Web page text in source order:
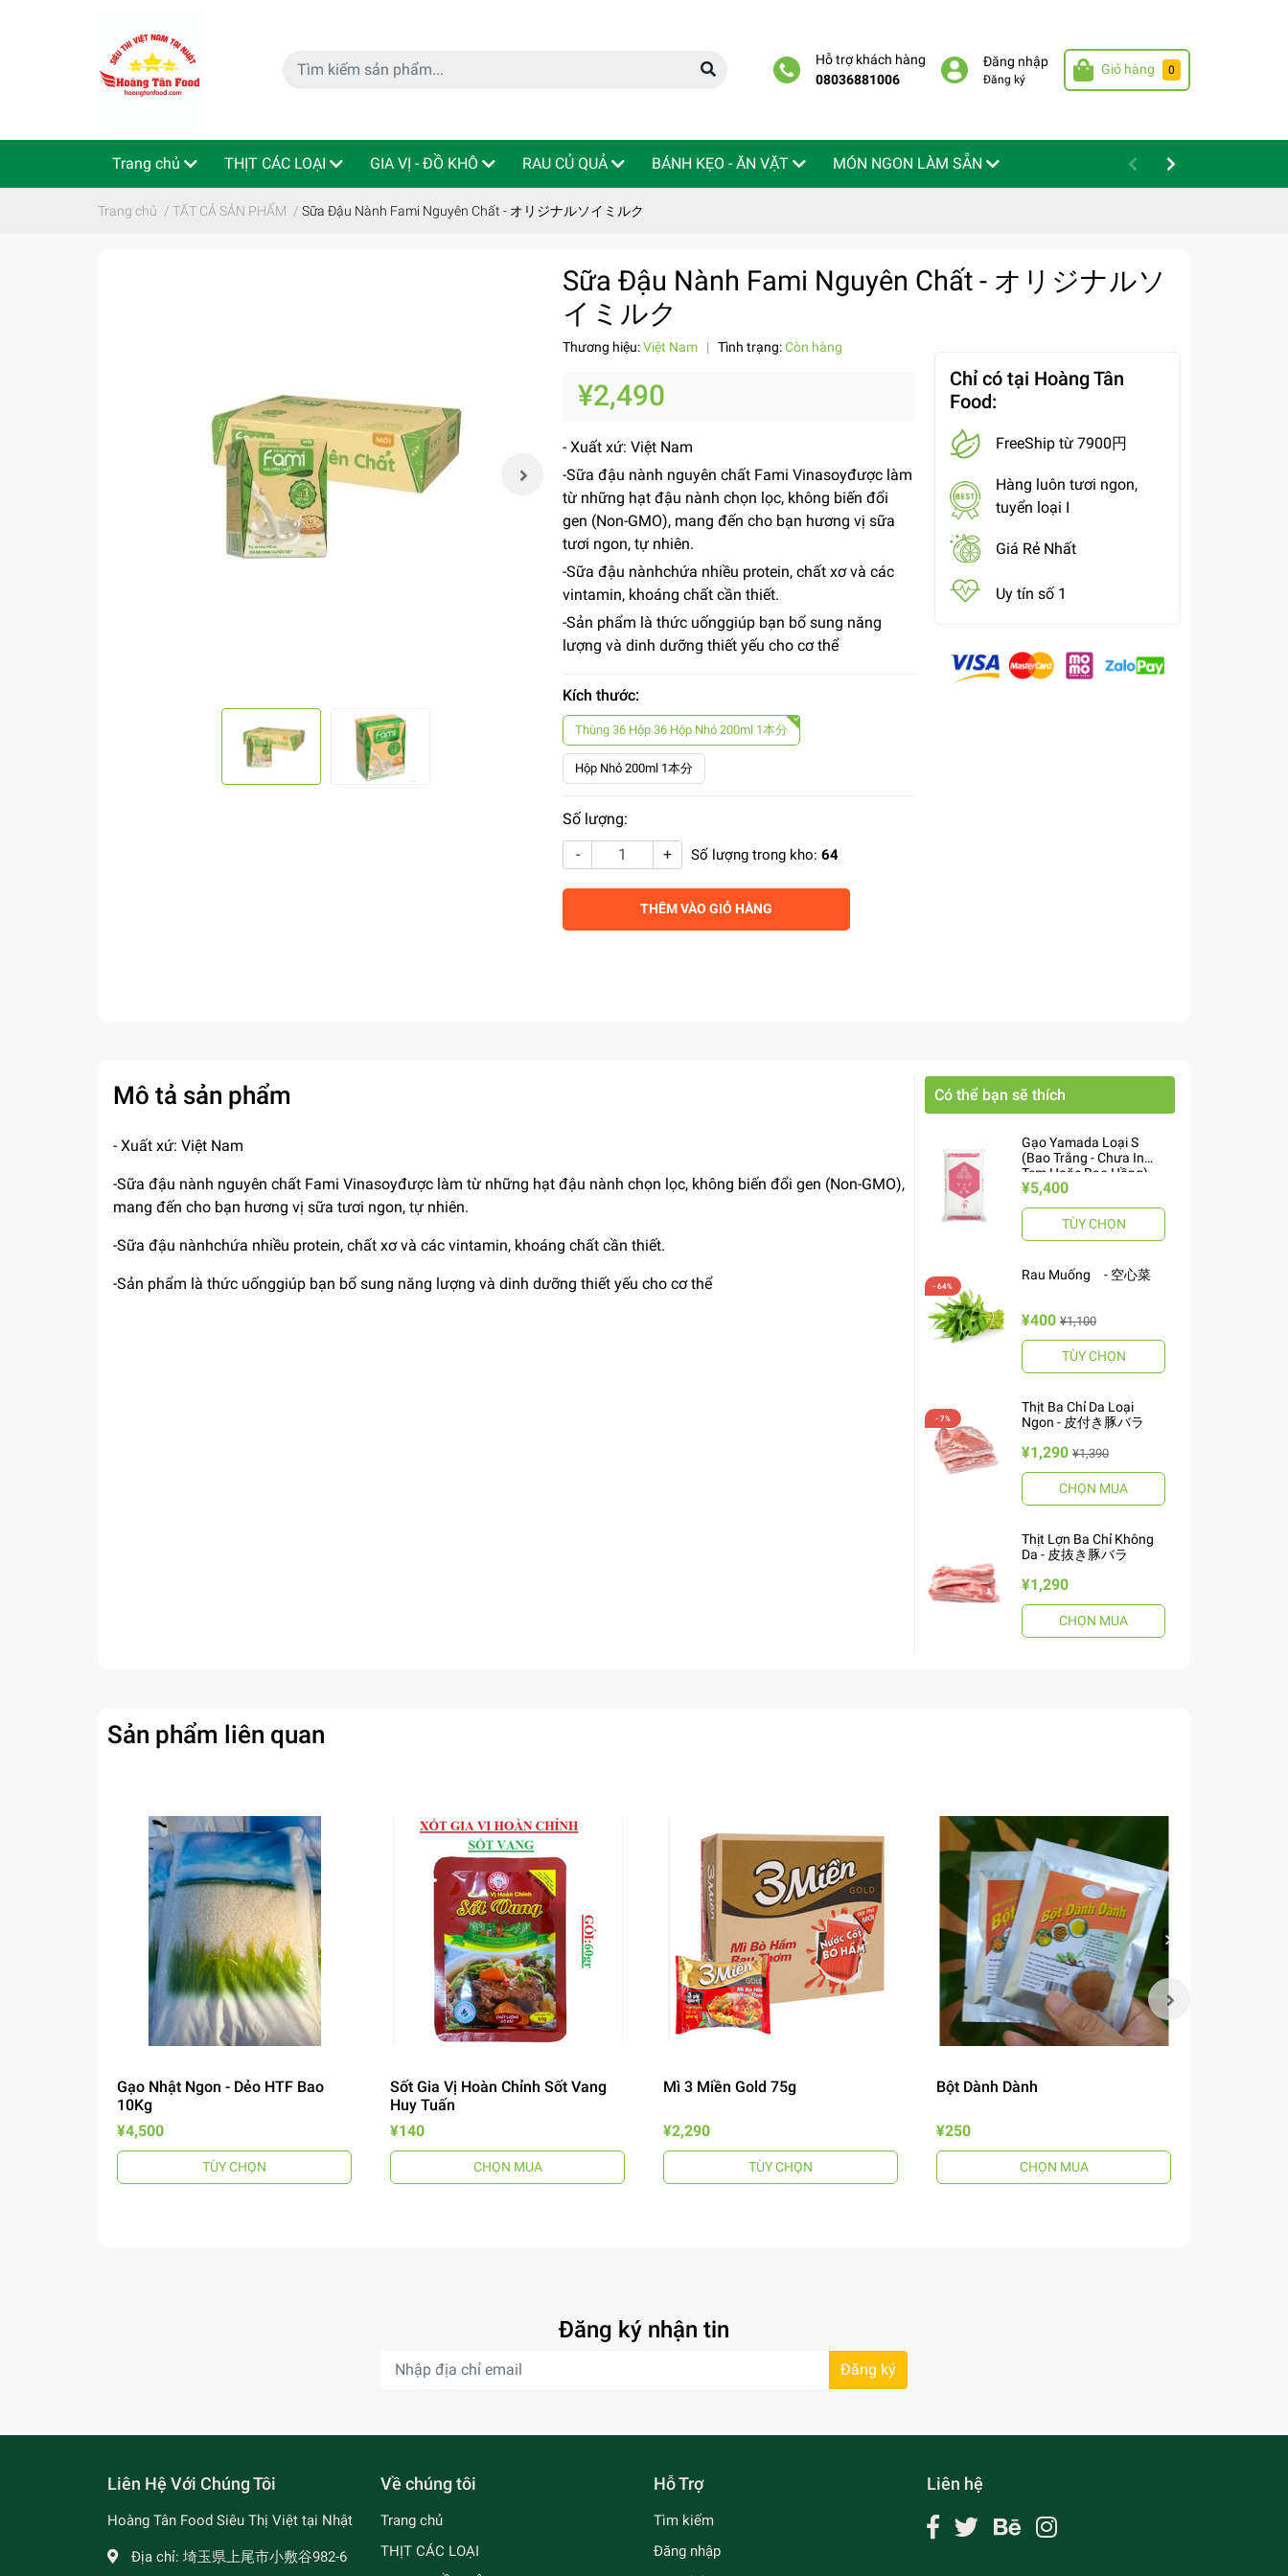
Hỗ trợ khách hàng
08036881006
Đăng nhập
Đăng ký
Giỏ hàng 0
Trang chủ THỊT CÁC LOẠI GIA VỊ - ĐỒ KHÔ RAU CỦ QUẢ BÁNH KẸO - ĂN VẶT MÓN NGON LÀM SẴN
特定商取引法 Indo - ThaiLan
Trang chủ / TẤT CẢ SẢN PHẨM / Sữa Đậu Nành Fami Nguyên Chất - オリジナルソイミルク
Sữa Đậu Nành Fami Nguyên Chất - オリジナルソ
イミルク
Thương hiệu:Việt Nam | Tình trạng:Còn hàng
¥2,490
- Xuất xứ: Việt Nam
-Sữa đậu nành nguyên chất Fami Vinasoyđược làm
từ những hạt đậu nành chọn lọc, không biến đổi
gen (Non-GMO), mang đến cho bạn hương vị sữa
tươi ngon, tự nhiên.
-Sữa đậu nànhchứa nhiều protein, chất xơ và các
vintamin, khoáng chất cần thiết.
-Sản phẩm là thức uốnggiúp bạn bổ sung năng
lượng và dinh dưỡng thiết yếu cho cơ thể
Kích thước:
Thùng 36 Hộp 36 Hộp Nhỏ 200ml 1本分
Hộp Nhỏ 200ml 1本分
Số lượng:
-
+ Số lượng trong kho: 64
THÊM VÀO GIỎ HÀNG
Chỉ có tại Hoàng Tân
Food:
FreeShip từ 7900円
Hàng luôn tươi ngon,
tuyển loại I
Giá Rẻ Nhất
Uy tín số 1
Mô tả sản phẩm
- Xuất xứ: Việt Nam
-Sữa đậu nành nguyên chất Fami Vinasoyđược làm từ những hạt đậu nành chọn lọc, không biến đổi gen (Non-GMO),
mang đến cho bạn hương vị sữa tươi ngon, tự nhiên.
-Sữa đậu nànhchứa nhiều protein, chất xơ và các vintamin, khoáng chất cần thiết.
-Sản phẩm là thức uốnggiúp bạn bổ sung năng lượng và dinh dưỡng thiết yếu cho cơ thể
Có thể bạn sẽ thích
Gạo Yamada Loại S
(Bao Trắng - Chưa In
Tem Hoặc Bao Hồng)
10kg ヤマダお米 S
¥5,400
TÙY CHỌN
Rau Muống - 空心菜
¥400 ¥1,100
TÙY CHỌN
Thịt Ba Chỉ Da Loại
Ngon - 皮付き豚バラ
¥1,290 ¥1,390
CHỌN MUA
Thịt Lợn Ba Chỉ Không
Da - 皮抜き豚バラ
¥1,290
CHỌN MUA
Sản phẩm liên quan
Gạo Nhật Ngon - Dẻo HTF Bao
10Kg
¥4,500
TÙY CHỌN
Sốt Gia Vị Hoàn Chỉnh Sốt Vang
Huy Tuấn
¥140
CHỌN MUA
Mì 3 Miền Gold 75g
¥2,290
TÙY CHỌN
Bột Dành Dành
¥250
CHỌN MUA
Đăng ký nhận tin
Đăng ký
Liên Hệ Với Chúng Tôi
Hoàng Tân Food Siêu Thị Việt tại Nhật
Địa chỉ: 埼玉県上尾市小敷谷982-6
Về chúng tôi
Trang chủ
THỊT CÁC LOẠI
Hỗ Trợ
Tìm kiếm
Đăng nhập
Liên hệ